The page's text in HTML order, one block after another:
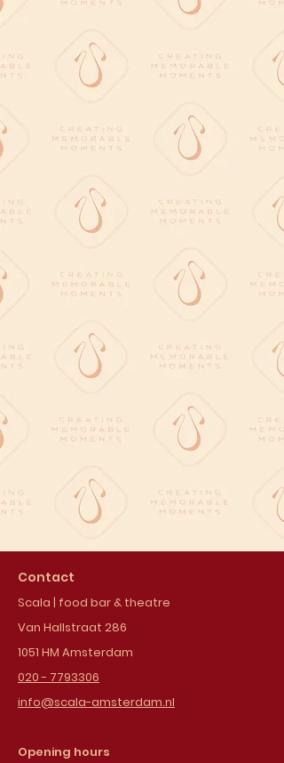
Contact
Scala | food bar & theatre
Van Hallstraat 286
1051 HM Amsterdam
020 - 7793306
info@scala-amsterdam.nl
Opening hours